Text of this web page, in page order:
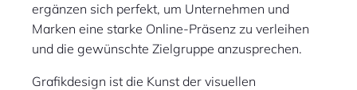
ergänzen sich perfekt, um Unternehmen und
Marken eine starke Online-Präsenz zu verleihen
und die gewünschte Zielgruppe anzusprechen.
Grafikdesign ist die Kunst der visuellen